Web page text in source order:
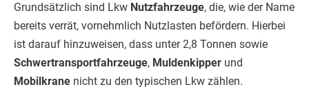
Grundsätzlich sind Lkw Nutzfahrzeuge, die, wie der Name
bereits verrät, vornehmlich Nutzlasten befördern. Hierbei
ist darauf hinzuweisen, dass unter 2,8 Tonnen sowie
Schwertransportfahrzeuge, Muldenkipper und
Mobilkrane nicht zu den typischen Lkw zählen.